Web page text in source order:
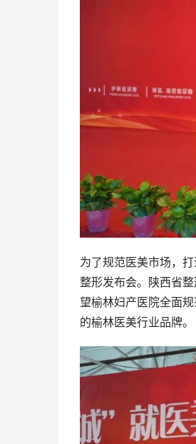
为了规范医美市场，
整形发布会。陕西省
望榆林妇产医院全面
的榆林医美行业品牌。